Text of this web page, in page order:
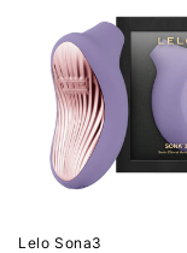
Lelo Sona3